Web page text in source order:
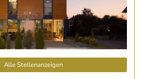
Alle Stellenanzeigen